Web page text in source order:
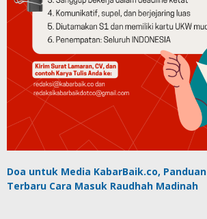
Doa untuk Media KabarBaik.co, Panduan
Terbaru Cara Masuk Raudhah Madinah